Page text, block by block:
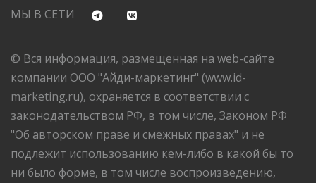
МЫ В СЕТИ
© Вся информация, размещенная на web-сайте
компании ООО "Айди-маркетинг" (www.id-
marketing.ru), охраняется в соответствии с
законодательством РФ, в том числе, Законом РФ
"Об авторском праве и смежных правах" и не
подлежит использованию кем-либо в какой бы то
ни было форме, в том числе воспроизведению,